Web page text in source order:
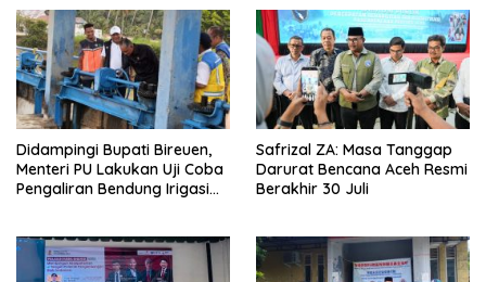
Didampingi Bupati Bireuen,
Menteri PU Lakukan Uji Coba
Pengaliran Bendung Irigasi
Safrizal ZA: Masa Tanggap
Darurat Bencana Aceh Resmi
Berakhir 30 Juli